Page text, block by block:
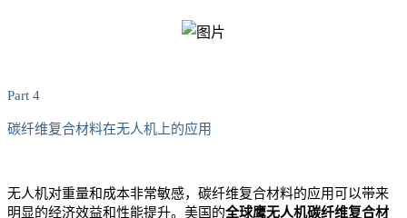
Part 4
碳纤维复合材料在无人机上的应用
无人机对重量和成本非常敏感，碳纤维复合材料的应用可以带来
明显的经济效益和性能提升。美国的全球鹰无人机碳纤维复合材